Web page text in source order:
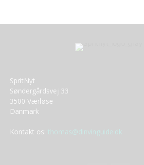
SpritNyt
Søndergårdsvej 33
3500 Værløse
Danmark
Kontakt os: